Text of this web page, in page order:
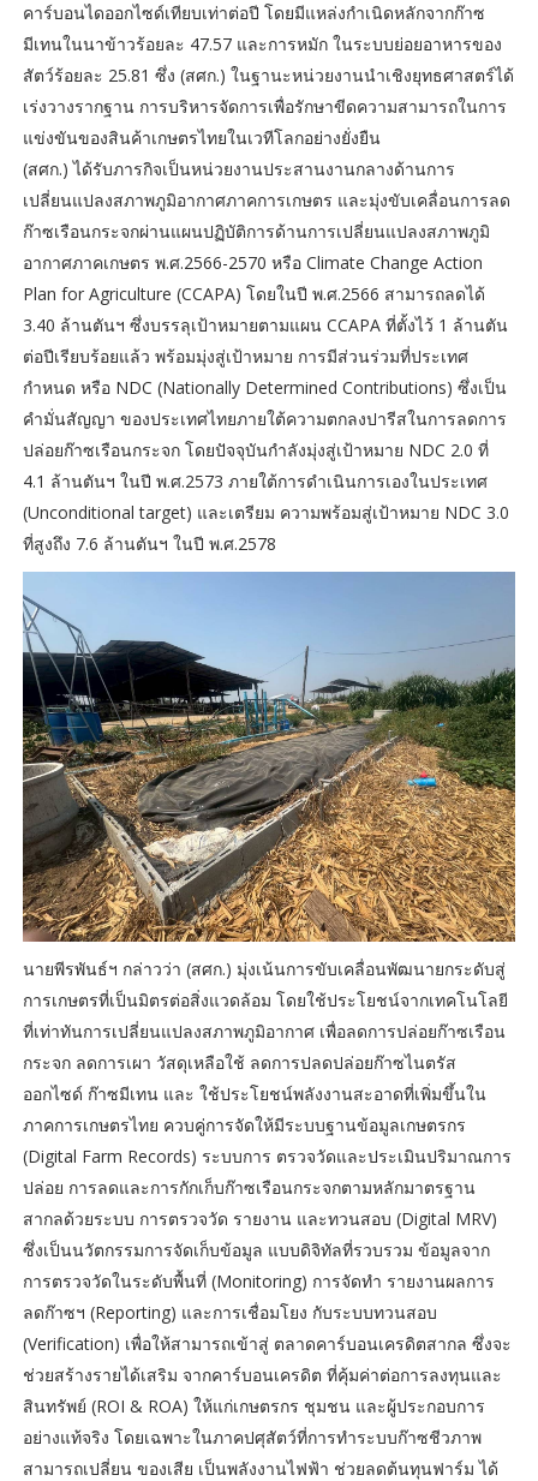
คาร์บอนไดออกไซด์เทียบเท่าต่อปี โดยมีแหล่งกำเนิดหลักจากก๊าซ
มีเทนในนาข้าวร้อยละ 47.57 และการหมัก ในระบบย่อยอาหารของ
สัตว์ร้อยละ 25.81 ซึ่ง (สศก.) ในฐานะหน่วยงานนำเชิงยุทธศาสตร์ได้
เร่งวางรากฐาน การบริหารจัดการเพื่อรักษาขีดความสามารถในการ
แข่งขันของสินค้าเกษตรไทยในเวทีโลกอย่างยั่งยืน
(สศก.) ได้รับภารกิจเป็นหน่วยงานประสานงานกลางด้านการ
เปลี่ยนแปลงสภาพภูมิอากาศภาคการเกษตร และมุ่งขับเคลื่อนการลด
ก๊าซเรือนกระจกผ่านแผนปฏิบัติการด้านการเปลี่ยนแปลงสภาพภูมิ
อากาศภาคเกษตร พ.ศ.2566-2570 หรือ Climate Change Action
Plan for Agriculture (CCAPA) โดยในปี พ.ศ.2566 สามารถลดได้
3.40 ล้านตันฯ ซึ่งบรรลุเป้าหมายตามแผน CCAPA ที่ตั้งไว้ 1 ล้านตัน
ต่อปีเรียบร้อยแล้ว พร้อมมุ่งสู่เป้าหมาย การมีส่วนร่วมที่ประเทศ
กำหนด หรือ NDC (Nationally Determined Contributions) ซึ่งเป็น
คำมั่นสัญญา ของประเทศไทยภายใต้ความตกลงปารีสในการลดการ
ปล่อยก๊าซเรือนกระจก โดยปัจจุบันกำลังมุ่งสู่เป้าหมาย NDC 2.0 ที่
4.1 ล้านตันฯ ในปี พ.ศ.2573 ภายใต้การดำเนินการเองในประเทศ
(Unconditional target) และเตรียม ความพร้อมสู่เป้าหมาย NDC 3.0
ที่สูงถึง 7.6 ล้านตันฯ ในปี พ.ศ.2578
นายพีรพันธ์ฯ กล่าวว่า (สศก.) มุ่งเน้นการขับเคลื่อนพัฒนายกระดับสู่
การเกษตรที่เป็นมิตรต่อสิ่งแวดล้อม โดยใช้ประโยชน์จากเทคโนโลยี
ที่เท่าทันการเปลี่ยนแปลงสภาพภูมิอากาศ เพื่อลดการปล่อยก๊าซเรือน
กระจก ลดการเผา วัสดุเหลือใช้ ลดการปลดปล่อยก๊าซไนตรัส
ออกไซด์ ก๊าซมีเทน และ ใช้ประโยชน์พลังงานสะอาดที่เพิ่มขึ้นใน
ภาคการเกษตรไทย ควบคู่การจัดให้มีระบบฐานข้อมูลเกษตรกร
(Digital Farm Records) ระบบการ ตรวจวัดและประเมินปริมาณการ
ปล่อย การลดและการกักเก็บก๊าซเรือนกระจกตามหลักมาตรฐาน
สากลด้วยระบบ การตรวจวัด รายงาน และทวนสอบ (Digital MRV)
ซึ่งเป็นนวัตกรรมการจัดเก็บข้อมูล แบบดิจิทัลที่รวบรวม ข้อมูลจาก
การตรวจวัดในระดับพื้นที่ (Monitoring) การจัดทำ รายงานผลการ
ลดก๊าซฯ (Reporting) และการเชื่อมโยง กับระบบทวนสอบ
(Verification) เพื่อให้สามารถเข้าสู่ ตลาดคาร์บอนเครดิตสากล ซึ่งจะ
ช่วยสร้างรายได้เสริม จากคาร์บอนเครดิต ที่คุ้มค่าต่อการลงทุนและ
สินทรัพย์ (ROI & ROA) ให้แก่เกษตรกร ชุมชน และผู้ประกอบการ
อย่างแท้จริง โดยเฉพาะในภาคปศุสัตว์ที่การทำระบบก๊าซชีวภาพ
สามารถเปลี่ยน ของเสีย เป็นพลังงานไฟฟ้า ช่วยลดต้นทุนฟาร์ม ได้